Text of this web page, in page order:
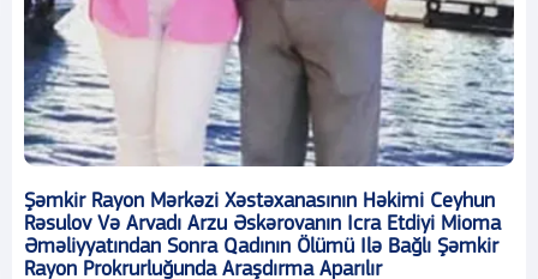
Şəmkir Rayon Mərkəzi Xəstəxanasının Həkimi Ceyhun
Rəsulov Və Arvadı Arzu Əskərovanın Icra Etdiyi Mioma
Əməliyyatından Sonra Qadının Ölümü Ilə Bağlı Şəmkir
Rayon Prokrurluğunda Araşdırma Aparılır